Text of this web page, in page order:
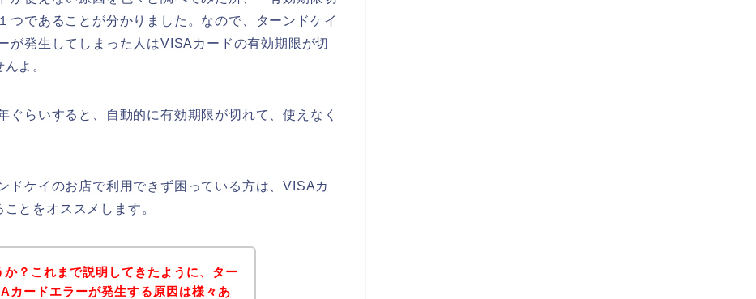
つであることが分かりました。なので、ターンドケイ
が発生してしまった人はVISAカードの有効期限が切
よ。
らいすると、自動的に有効期限が切れて、使えなく
ドケイのお店で利用できず困っている方は、VISAカ
とをオススメします。
？これまで説明してきたように、ター
カードエラーが発生する原因は様々あ